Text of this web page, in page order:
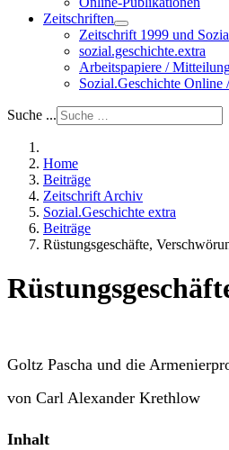
Zeitschriften
Zeitschrift 1999 und
sozial.geschichte.extra
Arbeitspapiere /
Sozial.Geschichte
Suche ...
Home
Beiträge
Zeitschrift Archiv
Sozial.Geschichte extra
Beiträge
Rüstungsgeschäfte,
Goltz Pascha und die
von Carl Alexander Krethlow
Inhalt